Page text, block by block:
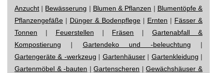
Anzucht | Bewässerung | Blumen & Pflanzen | Blumentöpfe &
Pflanzengefäße | Dünger & Bodenpflege | Ernten | Fässer &
Tonnen | Feuerstellen | Fräsen |Gartenabfall &
Kompostierung | Gartendeko und -beleuchtung |
Gartengeräte & -werkzeug | Gartenhäuser| Gartenkleidung |
Gartenmöbel & -bauten |Gartenscheren |Gewächshäuser &